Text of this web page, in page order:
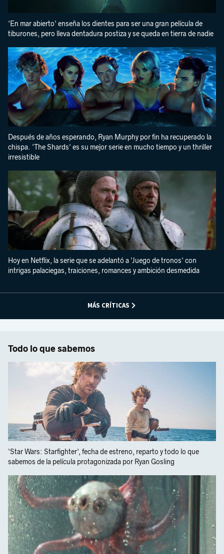
'En mar abierto' enseña los dientes para ser una gran película de
tiburones, pero lleva dentadura postiza y se queda en tierra de nadie
Después de años esperando, Ryan Murphy por fin ha recuperado la
chispa. 'The Shards' es su mejor serie en mucho tiempo y un thriller
irresistible
Hoy en Netflix, la serie que se adelantó a 'Juego de tronos' con
intrigas palaciegas, traiciones, romances y ambición desmedida
MÁS CRÍTICAS
Todo lo que sabemos
'Star Wars: Starfighter', fecha de estreno, reparto y todo lo que
sabemos de la película protagonizada por Ryan Gosling